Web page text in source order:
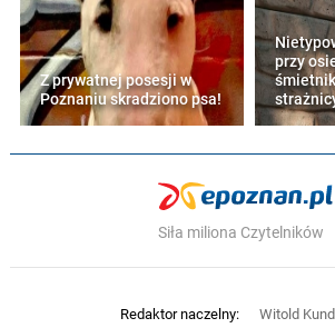
Z prywatnej posesji w
Poznaniu skradziono psa!
przy
Siła miliona Czytelników
Redaktor naczelny:
Witold